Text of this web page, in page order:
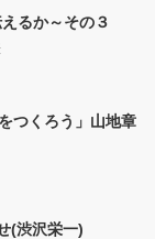
るか～その３
つくろう」山地章
(渋沢栄一)